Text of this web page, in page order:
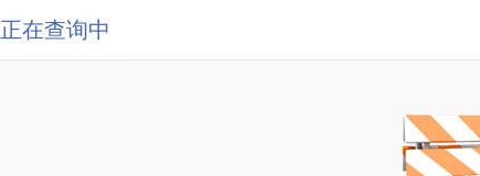
正在查询中